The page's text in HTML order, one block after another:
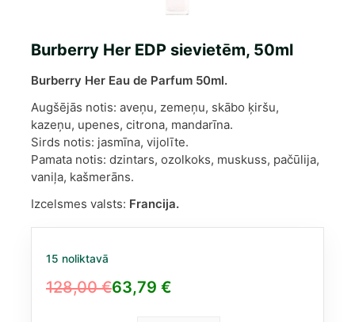
Burberry Her EDP sievietēm, 50ml
Burberry Her Eau de Parfum 50ml.
Augšējās notis: aveņu, zemeņu, skābo ķiršu,
kazeņu, upenes, citrona, mandarīna.
Sirds notis: jasmīna, vijolīte.
Pamata notis: dzintars, ozolkoks, muskuss, pačūlija,
vaniļa, kašmerāns.
Izcelsmes valsts: Francija.
15 noliktavā
128,00€
Original
63,79 €
Current